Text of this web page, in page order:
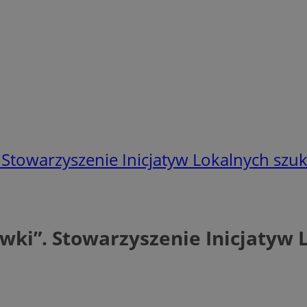
Inicjatyw Lokalnych
Stowarzyszenie Inicjatyw